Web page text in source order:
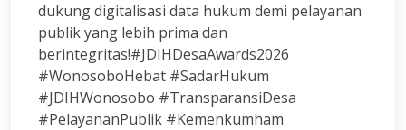
dukung digitalisasi data hukum demi pelayanan
publik yang lebih prima dan
berintegritas!#JDIHDesaAwards2026
#WonosoboHebat #SadarHukum
#JDIHWonosobo #TransparansiDesa
#PelayananPublik #Kemenkumham